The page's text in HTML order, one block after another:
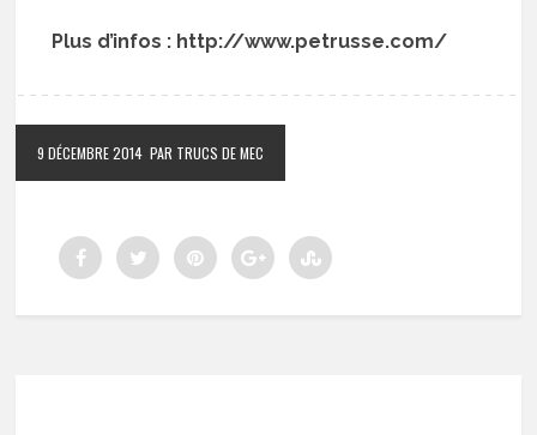
Plus d’infos : http://www.petrusse.com/
9 DÉCEMBRE 2014 PAR TRUCS DE MEC